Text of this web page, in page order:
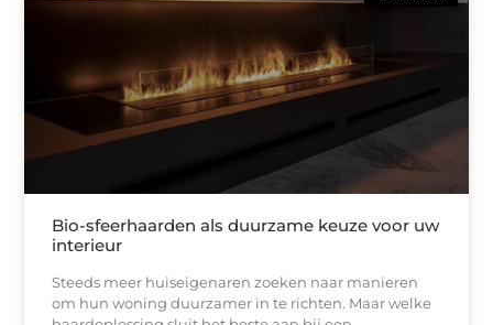
Bio-sfeerhaarden als duurzame keuze voor uw
interieur
Steeds meer huiseigenaren zoeken naar manieren
om hun woning duurzamer in te richten. Maar welke